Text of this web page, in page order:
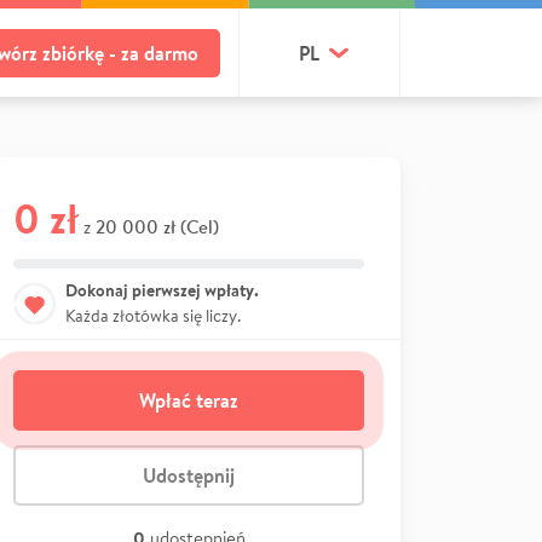
zbiórkę - za darmo PL
0 zł z 20 000 zł (Cel)
Dokonaj pierwszej wpłaty.
Każda złotówka się liczy.
Wpłać teraz
Udostępnij